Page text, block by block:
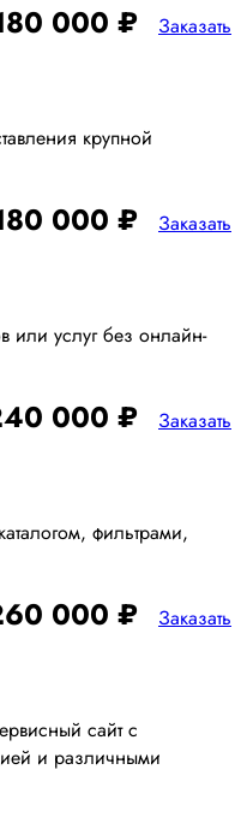
000 ₽ Заказать
крупной
000 ₽ Заказать
или услуг без онлайн-
000 ₽ Заказать
фильтрами,
000 ₽ Заказать
сайт с
и различными